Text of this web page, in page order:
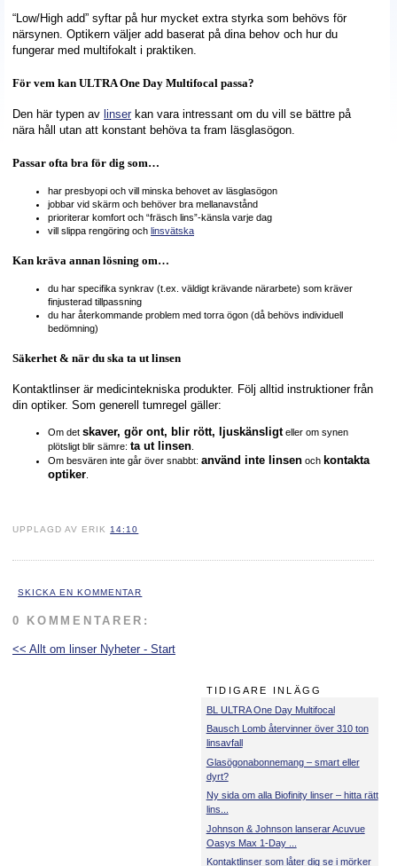
“Low/High add” syftar på hur mycket extra styrka som behövs för
närsynen. Optikern väljer add baserat på dina behov och hur du
fungerar med multifokalt i praktiken.
För vem kan ULTRA One Day Multifocal passa?
Den här typen av linserkan vara intressant om du vill se bättre på
nära håll utan att konstant behöva ta fram läsglasögon.
Passar ofta bra för dig som…
har presbyopi och vill minska behovet av läsglasögon
jobbar vid skärm och behöver bra mellanavstånd
prioriterar komfort och “fräsch lins”-känsla varje dag
vill slippa rengöring och linsvätska
Kan kräva annan lösning om…
du har specifika synkrav (t.ex. väldigt krävande närarbete) som kräver
finjusterad tillpassning
du har återkommande problem med torra ögon (då behövs individuell
bedömning)
Säkerhet & när du ska ta ut linsen
Kontaktlinser är medicintekniska produkter. Följ alltid instruktioner från
din optiker. Som generell tumregel gäller:
Om det skaver, gör ont, blir rött, ljuskänsligteller om synen
plötsligt blir sämre: ta ut linsen
Om besvären inte går över snabbt: använd inte linsen och kontakta
optiker
UPPLAGD AV ERIK14:10
SKICKA EN KOMMENTAR
0 KOMMENTARER:
<< Allt om linser Nyheter - Start
TIDIGARE INLÄGG
BL ULTRA One Day Multifocal
Bausch Lomb återvinner över 310 ton
linsavfall
Glasögonabonnemang – smart eller
dyrt?
Ny sida om alla Biofinity linser – hitta rätt
lins...
Johnson & Johnson lanserar Acuvue
Oasys Max 1-Day ...
Kontaktlinser som låter dig se i mörker